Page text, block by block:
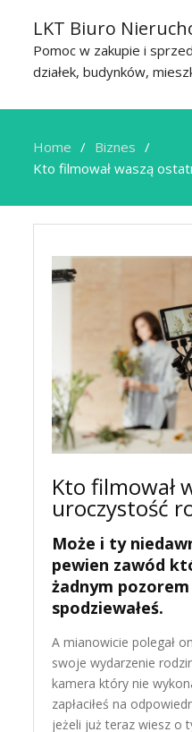
LKT Biuro
Pomoc w zakupie i
działek, budynków,
Home
Biznes
Kto filmował waszą
Kto filmował
uroczystość
Może i ty
pewien zawód
żadnym
spodziewałeś.
A mianowicie polegał
swoje wydarzenie
kamera który nie
zapłaciłeś na
jeżeli już teraz wiesz o